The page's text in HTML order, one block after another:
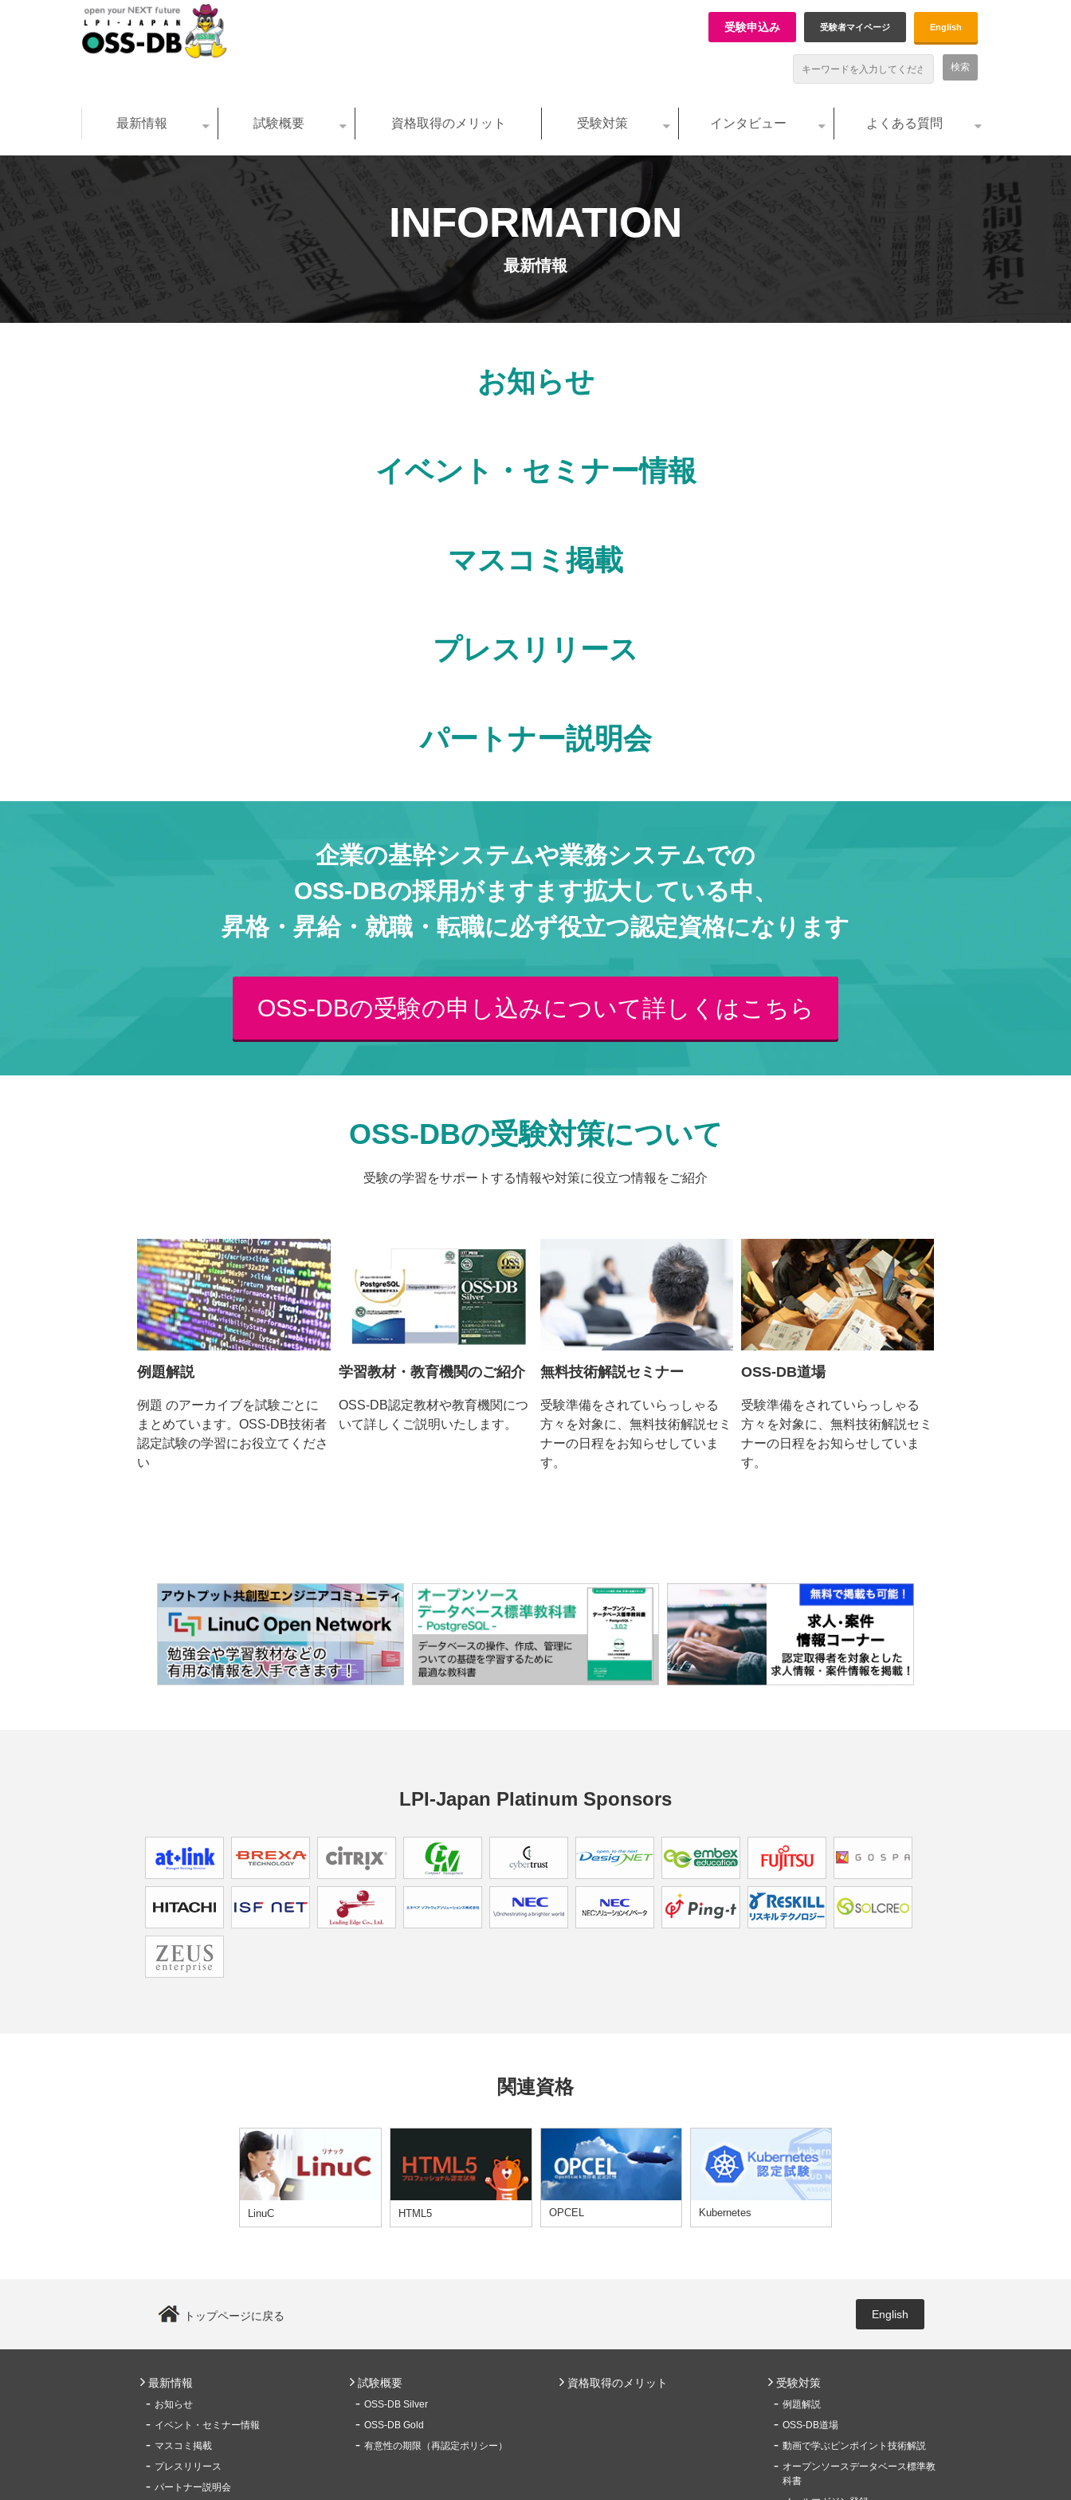
受験申込み 受験者マイページ English
最新情報 試験概要 資格取得のメリット 受験対策 インタビュー よくある質問
INFORMATION
最新情報
お知らせ
イベント・セミナー情報
マスコミ掲載
プレスリリース
パートナー説明会
企業の基幹システムや業務システムでの
OSS-DBの採用がますます拡大している中、
昇格・昇給・就職・転職に必ず役立つ認定資格になります
OSS-DBの受験の申し込みについて詳しくはこちら
OSS-DBの受験対策について
受験の学習をサポートする情報や対策に役立つ情報をご紹介
例題解説
例題 のアーカイブを試験ごとに
まとめています。OSS-DB技術者
認定試験の学習にお役立てくださ
い
学習教材・教育機関のご紹介
OSS-DB認定教材や教育機関につ
いて詳しくご説明いたします。
無料技術解説セミナー
受験準備をされていらっしゃる
方々を対象に、無料技術解説セミ
ナーの日程をお知らせしていま
す。
OSS-DB道場
受験準備をされていらっしゃる
方々を対象に、無料技術解説セミ
ナーの日程をお知らせしていま
す。
LPI-Japan Platinum Sponsors
関連資格
LinuC HTML5 OPCEL Kubernetes
トップページに戻る English
最新情報
お知らせ
イベント・セミナー情報
マスコミ掲載
プレスリリース
パートナー説明会
試験概要
OSS-DB Silver
OSS-DB Gold
有意性の期限（再認定ポリシー）
資格取得のメリット 受験対策
例題解説
OSS-DB道場
動画で学ぶピンポイント技術解説
オープンソースデータベース標準教
科書